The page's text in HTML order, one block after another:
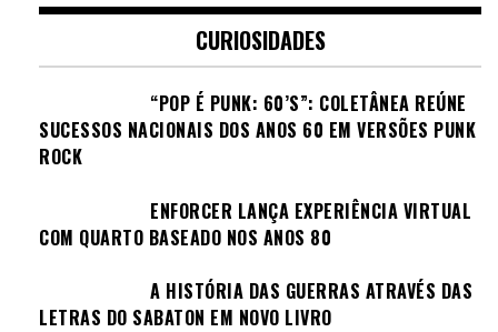
CURIOSIDADES
“POP É PUNK: 60’S”: COLETÂNEA REÚNE
SUCESSOS NACIONAIS DOS ANOS 60 EM VERSÕES PUNK
ROCK
ENFORCER LANÇA EXPERIÊNCIA VIRTUAL
COM QUARTO BASEADO NOS ANOS 80
A HISTÓRIA DAS GUERRAS ATRAVÉS DAS
LETRAS DO SABATON EM NOVO LIVRO